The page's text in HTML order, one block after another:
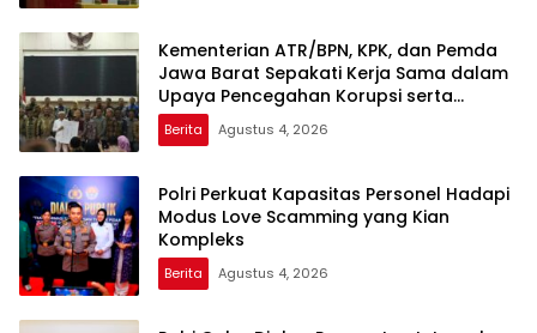
Kementerian ATR/BPN, KPK, dan Pemda
Jawa Barat Sepakati Kerja Sama dalam
Upaya Pencegahan Korupsi serta
Penguatan Ekonomi Daerah
Berita Agustus 4, 2026
Polri Perkuat Kapasitas Personel Hadapi
Modus Love Scamming yang Kian
Kompleks
Berita Agustus 4, 2026